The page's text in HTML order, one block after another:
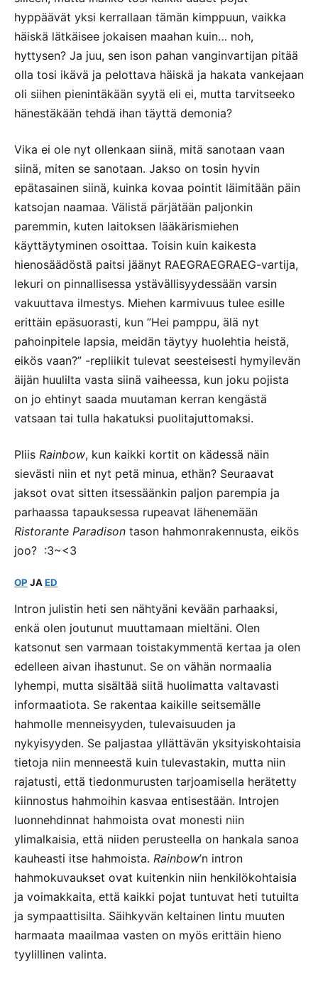
hyppäävät yksi kerrallaan tämän kimppuun, vaikka
häiskä lätkäisee jokaisen maahan kuin… noh,
hyttysen? Ja juu, sen ison pahan vanginvartijan pitää
olla tosi ikävä ja pelottava häiskä ja hakata vankejaan
oli siihen pienintäkään syytä eli ei, mutta tarvitseeko
hänestäkään tehdä ihan täyttä demonia?
Vika ei ole nyt ollenkaan siinä, mitä sanotaan vaan
siinä, miten se sanotaan. Jakso on tosin hyvin
epätasainen siinä, kuinka kovaa pointit läimitään päin
katsojan naamaa. Välistä pärjätään paljonkin
paremmin, kuten laitoksen lääkärismiehen
käyttäytyminen osoittaa. Toisin kuin kaikesta
hienosäädöstä paitsi jäänyt RAEGRAEGRAEG-vartija,
lekuri on pinnallisessa ystävällisyydessään varsin
vakuuttava ilmestys. Miehen karmivuus tulee esille
erittäin epäsuorasti, kun ”Hei pamppu, älä nyt
pahoinpitele lapsia, meidän täytyy huolehtia heistä,
eikös vaan?” -repliikit tulevat seesteisesti hymyilevän
äijän huulilta vasta siinä vaiheessa, kun joku pojista
on jo ehtinyt saada muutaman kerran kengästä
vatsaan tai tulla hakatuksi puolitajuttomaksi.
Pliis Rainbow, kun kaikki kortit on kädessä näin
sievästi niin et nyt petä minua, ethän? Seuraavat
jaksot ovat sitten itsessäänkin paljon parempia ja
parhaassa tapauksessa rupeavat lähenemään
Ristorante Paradison tason hahmonrakennusta, eikös
joo? :3~<3
OP JA ED
Intron julistin heti sen nähtyäni kevään parhaaksi,
enkä olen joutunut muuttamaan mieltäni. Olen
katsonut sen varmaan toistakymmentä kertaa ja olen
edelleen aivan ihastunut. Se on vähän normaalia
lyhempi, mutta sisältää siitä huolimatta valtavasti
informaatiota. Se rakentaa kaikille seitsemälle
hahmolle menneisyyden, tulevaisuuden ja
nykyisyyden. Se paljastaa yllättävän yksityiskohtaisia
tietoja niin menneestä kuin tulevastakin, mutta niin
rajatusti, että tiedonmurusten tarjoamisella herätetty
kiinnostus hahmoihin kasvaa entisestään. Introjen
luonnehdinnat hahmoista ovat monesti niin
ylimalkaisia, että niiden perusteella on hankala sanoa
kauheasti itse hahmoista. Rainbow’n intron
hahmokuvaukset ovat kuitenkin niin henkilökohtaisia
ja voimakkaita, että kaikki pojat tuntuvat heti tutuilta
ja sympaattisilta. Säihkyvän keltainen lintu muuten
harmaata maailmaa vasten on myös erittäin hieno
tyylillinen valinta.